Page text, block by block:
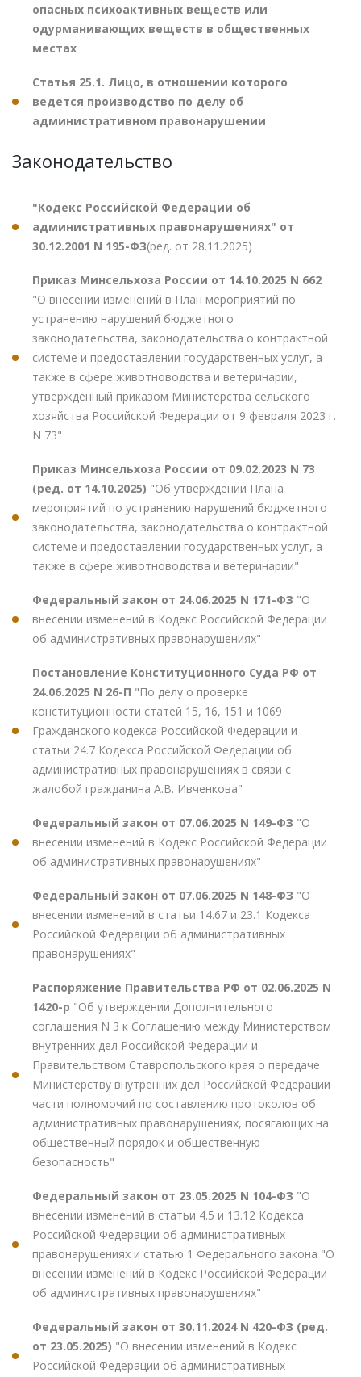
опасных психоактивных веществ или
одурманивающих веществ в общественных
местах
Статья 25.1. Лицо, в отношении которого
ведется производство по делу об
административном правонарушении
Законодательство
"Кодекс Российской Федерации об
административных правонарушениях" от
30.12.2001 N 195-ФЗ(ред. от 28.11.2025)
Приказ Минсельхоза России от 14.10.2025 N 662
"О внесении изменений в План мероприятий по
устранению нарушений бюджетного
законодательства, законодательства о контрактной
системе и предоставлении государственных услуг, а
также в сфере животноводства и ветеринарии,
утвержденный приказом Министерства сельского
хозяйства Российской Федерации от 9 февраля 2023 г.
N 73"
Приказ Минсельхоза России от 09.02.2023 N 73
(ред. от 14.10.2025) "Об утверждении Плана
мероприятий по устранению нарушений бюджетного
законодательства, законодательства о контрактной
системе и предоставлении государственных услуг, а
также в сфере животноводства и ветеринарии"
Федеральный закон от 24.06.2025 N 171-ФЗ "О
внесении изменений в Кодекс Российской Федерации
об административных правонарушениях"
Постановление Конституционного Суда РФ от
24.06.2025 N 26-П "По делу о проверке
конституционности статей 15, 16, 151 и 1069
Гражданского кодекса Российской Федерации и
статьи 24.7 Кодекса Российской Федерации об
административных правонарушениях в связи с
жалобой гражданина А.В. Ивченкова"
Федеральный закон от 07.06.2025 N 149-ФЗ "О
внесении изменений в Кодекс Российской Федерации
об административных правонарушениях"
Федеральный закон от 07.06.2025 N 148-ФЗ "О
внесении изменений в статьи 14.67 и 23.1 Кодекса
Российской Федерации об административных
правонарушениях"
Распоряжение Правительства РФ от 02.06.2025 N
1420-р "Об утверждении Дополнительного
соглашения N 3 к Соглашению между Министерством
внутренних дел Российской Федерации и
Правительством Ставропольского края о передаче
Министерству внутренних дел Российской Федерации
части полномочий по составлению протоколов об
административных правонарушениях, посягающих на
общественный порядок и общественную
безопасность"
Федеральный закон от 23.05.2025 N 104-ФЗ "О
внесении изменений в статьи 4.5 и 13.12 Кодекса
Российской Федерации об административных
правонарушениях и статью 1 Федерального закона "О
внесении изменений в Кодекс Российской Федерации
об административных правонарушениях"
Федеральный закон от 30.11.2024 N 420-ФЗ (ред.
от 23.05.2025) "О внесении изменений в Кодекс
Российской Федерации об административных